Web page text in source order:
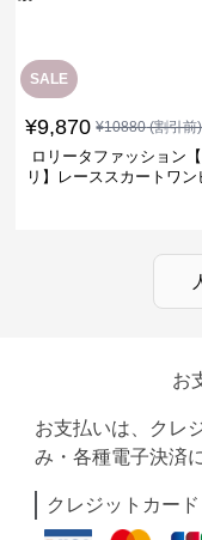
SALE
¥9,870 ¥10880(割引前)
ロリータファッション
リ】レーススカートワン
お
お支払いは、クレ
み・各種電子決済
クレジットカード